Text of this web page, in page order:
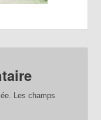
Les champs